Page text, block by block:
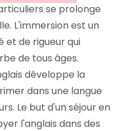
se prolonge
L'immersion est un
et de rigueur qui
de tous âges.
développe la
dans une langue
Le but d'un séjour en
l'anglais dans des